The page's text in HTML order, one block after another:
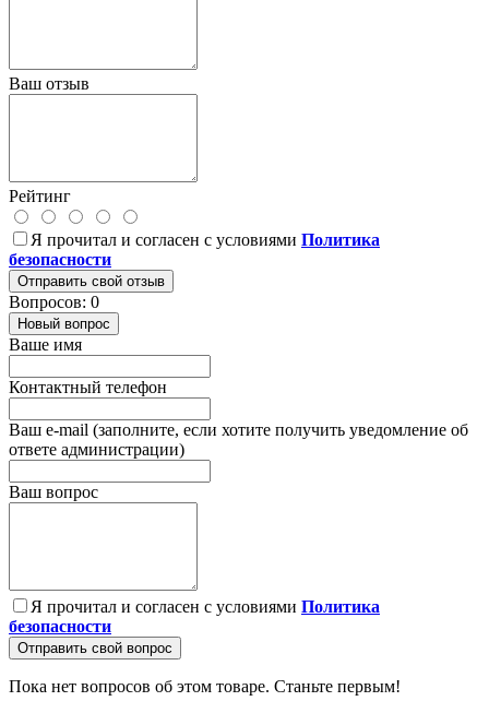
Ваш отзыв
Рейтинг
Я прочитал и согласен с условиями Политика
безопасности
Отправить свой отзыв
Вопросов: 0
Новый вопрос
Ваше имя
Контактный телефон
Ваш e-mail (заполните, если хотите получить уведомление об
ответе администрации)
Ваш вопрос
Я прочитал и согласен с условиями Политика
безопасности
Отправить свой вопрос
Пока нет вопросов об этом товаре. Станьте первым!